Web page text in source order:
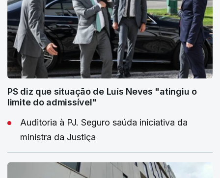
PS diz que situação de Luís Neves "atingiu o
limite do admissível"
Auditoria à PJ. Seguro saúda iniciativa da
ministra da Justiça